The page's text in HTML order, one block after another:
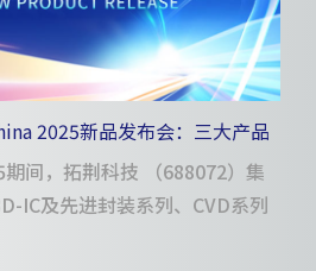
2025新品发布会：三大产品
新突破
间，拓荆科技 （688072）集
IC及先进封装系列、CVD系列